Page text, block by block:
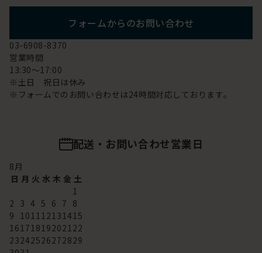
フォームからのお問い合わせ
03-6908-8370
営業時間
13:30～17:00
※土日 祝日は休み
※フォームでのお問い合わせは24時間対応しております。
配送・お問い合わせ営業日
8月
日 月 火 水 木 金 土
1
2 3 4 5 6 7 8
9 101112131415
16171819202122
23242526272829